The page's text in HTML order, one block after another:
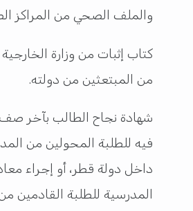
والملف الصحي من المراكز
كتاب إثبات من وزارة الخارجية
من المبتعثين من دولته.
شهادة نجاح الطالب بآخر
فيه للطلبة المحولين من
داخل دولة قطر، أو إجراء
المدرسية للطلبة القادمين